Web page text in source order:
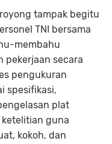
tampak begitu
TNI bersama
membahu
pekerjaan secara
pengukuran
spesifikasi,
plat
guna
kokoh, dan